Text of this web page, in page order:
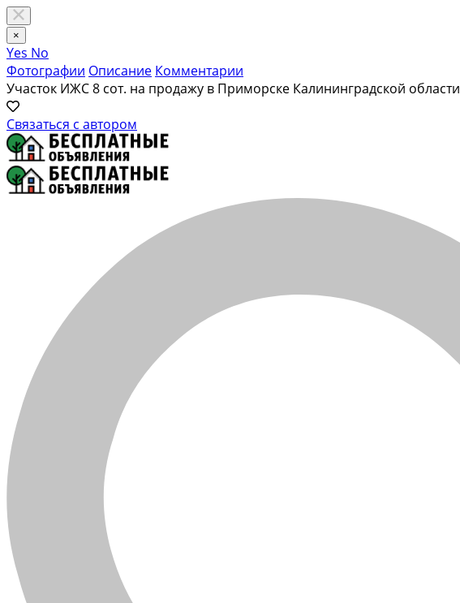
×
Yes No
Фотографии Описание Комментарии
Участок ИЖС 8 сот. на продажу в Приморске Калининградской области
Связаться с автором